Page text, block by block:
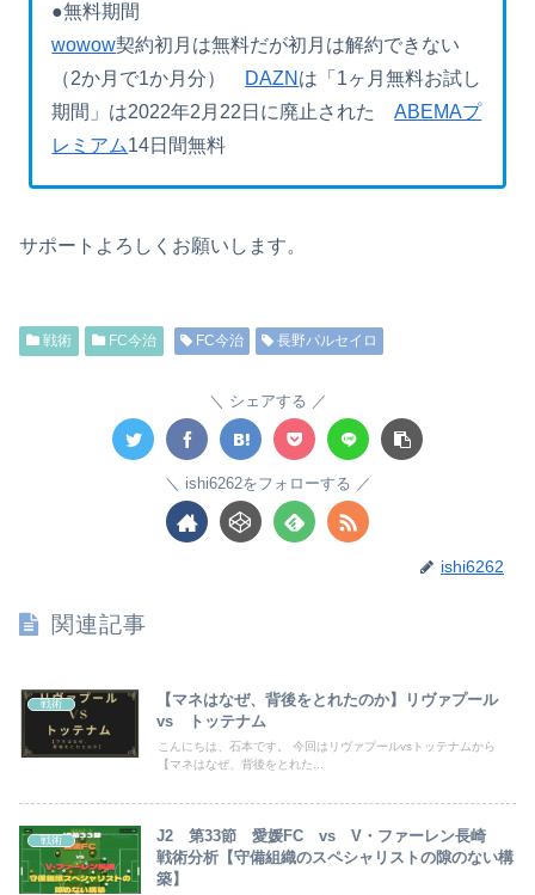
●無料期間
wowow契約初月は無料だが初月は解約できない
（2か月で1か月分） DAZN は「1ヶ月無料お試し
期間」は2022年2月22日に廃止されたABEMAプ
レミアム14日間無料
サポートよろしくお願いします。
戦術 FC今治 FC今治 長野パルセイロ
シェアする
ishi6262をフォローする
ishi6262
関連記事
戦術
【マネはなぜ、背後をとれたのか】リヴァプール
vs トッテナム
こんにちは、石本です。 今回はリヴァプールvsトッテナムから
【マネはなぜ、背後をとれた...
戦術
J2 第33節 愛媛FC vs V・ファーレン長崎
戦術分析【守備組織のスペシャリストの隙のない構
築】